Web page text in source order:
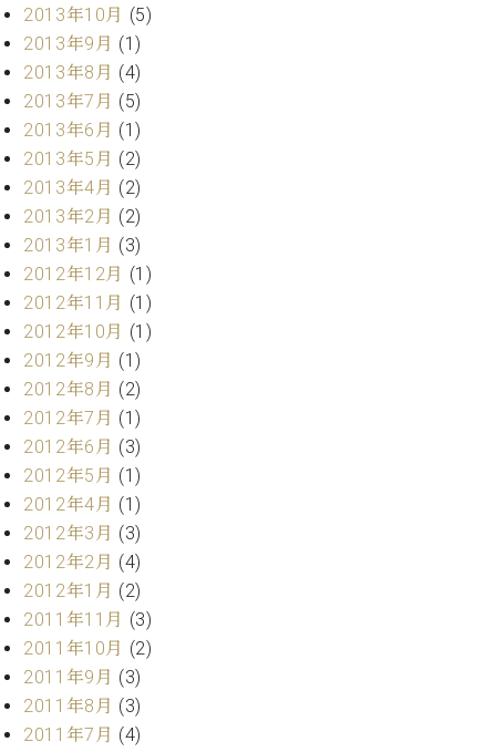
カ
タ
マ
ー
サ
ー
ビ
ス
調
律
)
ア
フ
ー
サ
ー
ビ
ス
(調
調
律
師
紹
介
律
料
2013年10月 (5)
2013年9月 (1)
2013年8月 (4)
2013年7月 (5)
2013年6月 (1)
2013年5月 (2)
2013年4月 (2)
2013年2月 (2)
2013年1月 (3)
2012年12月 (1)
2012年11月 (1)
2012年10月 (1)
2012年9月 (1)
2012年8月 (2)
2012年7月 (1)
2012年6月 (3)
2012年5月 (1)
2012年4月 (1)
2012年3月 (3)
2012年2月 (4)
2012年1月 (2)
2011年11月 (3)
2011年10月 (2)
2011年9月 (3)
2011年8月 (3)
2011年7月 (4)